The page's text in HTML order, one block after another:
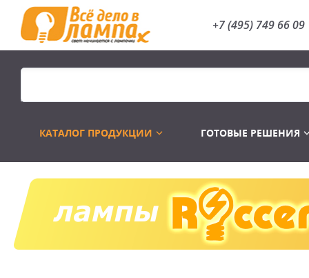
+7 (495) 749 66 09
КАТАЛОГ ПРОДУКЦИИ
Распродажа Лампы
ГОТОВЫЕ РЕШЕНИЯ